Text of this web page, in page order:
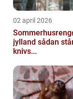
02 april 2026
jylland sådan står huset
knivs...